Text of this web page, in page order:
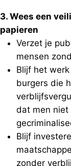
3. Wees een
papieren
Verzet je
mensen
Blijf het werk
burgers die
dat men
Blijf
zonder